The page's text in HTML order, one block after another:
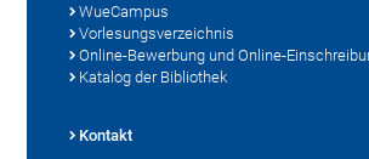
WueCampus
Vorlesungsverzeichnis
Online-Bewerbung und Online-
Katalog der Bibliothek
Kontakt